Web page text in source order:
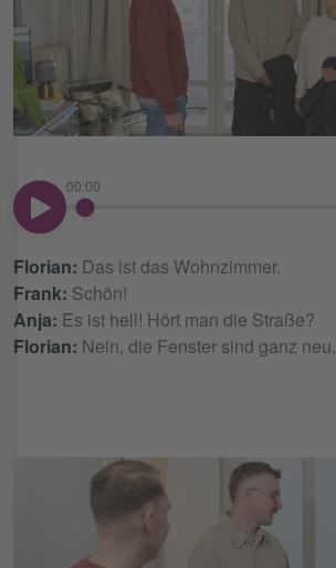
00:00
00:00
Florian: Das ist das Wohnzimmer.
Frank: Schön!
Anja: Es ist hell! Hört man die Straße?
Florian: Nein, die Fenster sind ganz neu.